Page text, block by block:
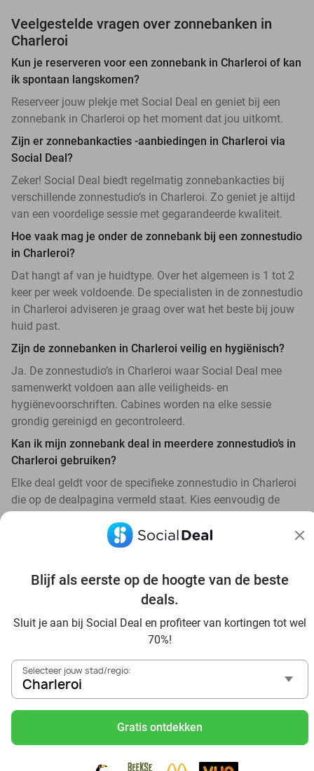
Blijf als eerste op de hoogte van de beste
deals.
Sluit je aan bij Social Deal en profiteer van kortingen tot wel
70%!
Selecteer jouw stad/regio:
Charleroi
Gratis ontdekken
Veelgestelde vragen over zonnebanken in
Charleroi
Kun je reserveren voor een zonnebank in Charleroi of kan
ik spontaan langskomen?
Reserveer jouw plekje met Social Deal en geniet bij een
zonnebank in Charleroi op het moment dat jou uitkomt.
Zijn er zonnebankacties -aanbiedingen in Charleroi via
Social Deal?
Zeker! Social Deal biedt regelmatig zonnebankacties bij
verschillende zonnestudio’s in Charleroi. Zo geniet je altijd
van een voordelige sessie met gegarandeerde kwaliteit.
Hoe vaak mag je onder de zonnebank bij een zonnestudio
in Charleroi?
Dat hangt af van je huidtype. Over het algemeen is 1 tot 2
keer per week voldoende. De specialisten in de zonnestudio
in Charleroi adviseren je graag over wat het beste bij jouw
huid past.
Zijn de zonnebanken in Charleroi veilig en hygiënisch?
Ja. De zonnestudio’s in Charleroi waar Social Deal mee
samenwerkt voldoen aan alle veiligheids- en
hygiënevoorschriften. Cabines worden na elke sessie
grondig gereinigd en gecontroleerd.
Kan ik mijn zonnebank deal in meerdere zonnestudio’s in
Charleroi gebruiken?
Elke deal geldt voor de specifieke zonnestudio in Charleroi
die op de dealpagina vermeld staat. Kies eenvoudig de
Ontdek alle topdeals in jouw omgeving
Voordelig genieten in Charleroi: haal deal-inspiratie uit